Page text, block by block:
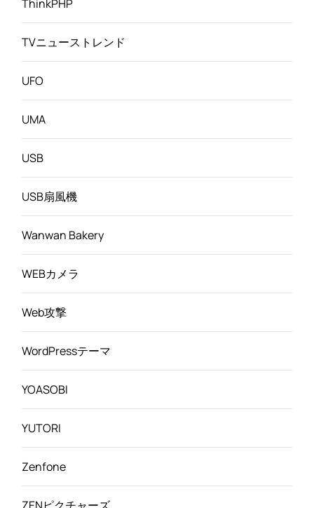
ThinkPHP
TVニューストレンド
UFO
UMA
USB
USB扇風機
Wanwan Bakery
WEBカメラ
Web攻撃
WordPressテーマ
YOASOBI
YUTORI
Zenfone